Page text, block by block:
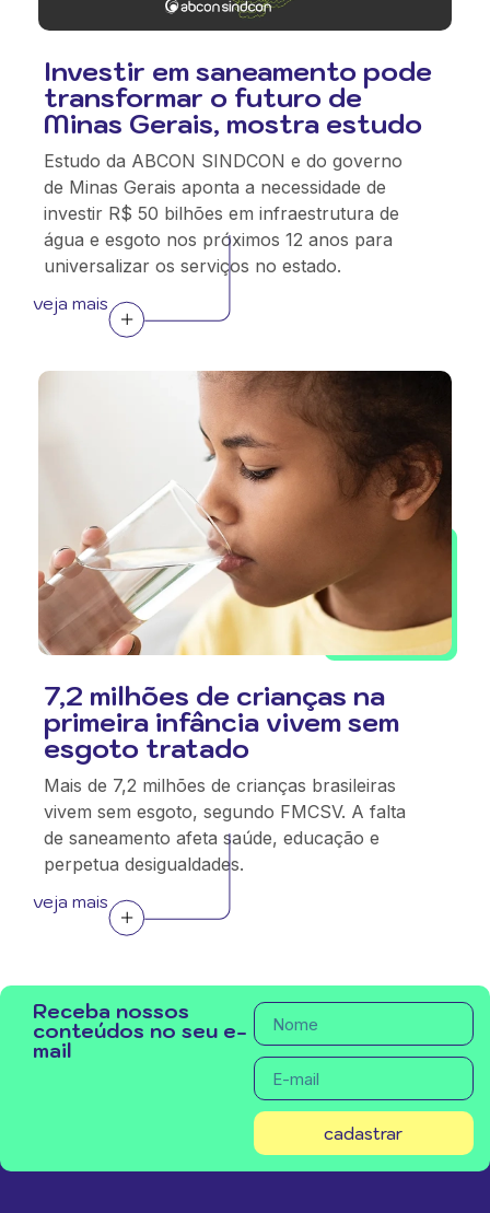
Investir em saneamento pode
transformar o futuro de
Minas Gerais, mostra estudo
Estudo da ABCON SINDCON e do governo
de Minas Gerais aponta a necessidade de
investir R$ 50 bilhões em infraestrutura de
água e esgoto nos próximos 12 anos para
universalizar os serviços no estado.
veja mais
7,2 milhões de crianças na
primeira infância vivem sem
esgoto tratado
Mais de 7,2 milhões de crianças brasileiras
vivem sem esgoto, segundo FMCSV. A falta
de saneamento afeta saúde, educação e
perpetua desigualdades.
veja mais
Receba nossos
conteúdos no seu e-
mail
cadastrar